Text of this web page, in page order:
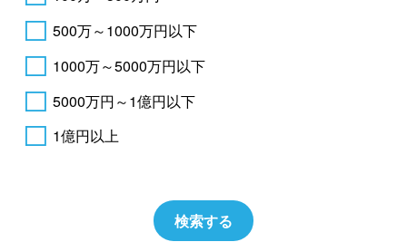
500万～1000万円以下
1000万～5000万円以下
5000万円～1億円以下
1億円以上